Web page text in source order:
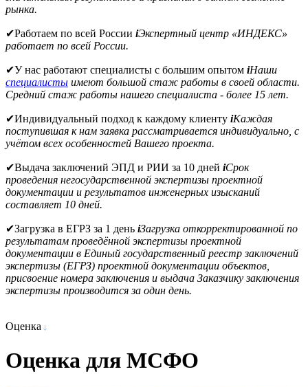
рынка.
✔Работаем по всей России iЭкспертный центр «ИНДЕКС»
работает по всей России.
✔У нас работают специалисты с большим опытом iНаши
специалисты имеют большой стаж работы в своей области.
Средний стаж работы нашего специалиста - более 15 лет.
✔Индивидуальный подход к каждому клиенту iКаждая
поступившая к нам заявка рассматривается индивидуально, с
учётом всех особенностей Вашего проекта.
✔Выдача заключений ЭПД и РИИ за 10 дней iСрок
проведения негосударственной экспертизы проектной
документации и результатов инженерных изысканий
составляет 10 дней.
✔Загрузка в ЕГРЗ за 1 день iЗагрузка откорректированной по
результатам проведённой экспертизы проектной
документации в Единый государственный реестр заключений
экспертизы (ЕГРЗ) проектной документации объектов,
присвоение номера заключения и выдача Заказчику заключения
экспертизы производится за один день.
Оценка
Оценка для МСФО